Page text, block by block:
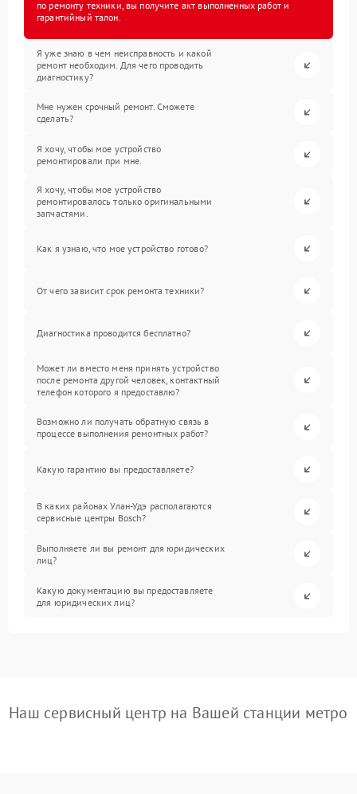
по ремонту техники, вы получите акт выполненных работ и
гарантийный талон.
Я уже знаю в чем неисправность и какой
ремонт необходим. Для чего проводить
диагностику?
Мне нужен срочный ремонт. Сможете
сделать?
Я хочу, чтобы мое устройство
ремонтировали при мне.
Я хочу, чтобы мое устройство
ремонтировалось только оригинальными
запчастями.
Как я узнаю, что мое устройство готово?
От чего зависит срок ремонта техники?
Диагностика проводится бесплатно?
Может ли вместо меня принять устройство
после ремонта другой человек, контактный
телефон которого я предоставлю?
Возможно ли получать обратную связь в
процессе выполнения ремонтных работ?
Какую гарантию вы предоставляете?
В каких районах Улан-Удэ располагаются
сервисные центры Bosch?
Выполняете ли вы ремонт для юридических
лиц?
Какую документацию вы предоставляете
для юридических лиц?
Наш сервисный центр на Вашей станции метро